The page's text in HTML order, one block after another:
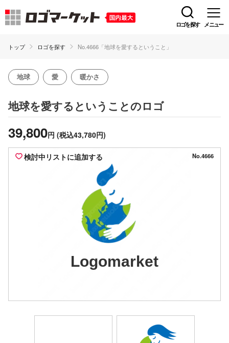
ロゴを探す メニュー
トップ ロゴを探す No.4666「地球を愛するということ」
地球 愛 暖かさ
地球を愛するということのロゴ
39,800円 (税込43,780円)
検討中リストに追加する No.4666
Logomarket